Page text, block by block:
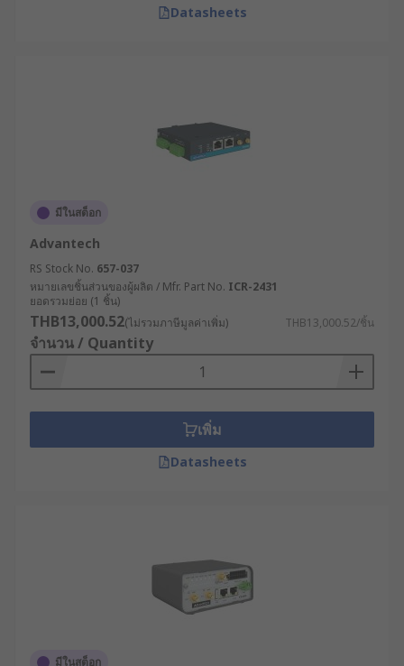
การใช้งาน (TCO) ซึ่งรวมถึงค่าบำรุงรักษา, การ
ยนต์ชั้นนำใช้เราเตอร์ 4G พร้อมระบบ VPN เพื่อ
อุตสาหกรรมเข้ากับระบบ MES (Manufacturing
Execution System) ทำให้สามารถติดตามและ
ควบคุมกระบวนการผลิตได้แบบเรียลไทม์ แม้ใน
จุดที่การเดินสายเคเบิลทำได้ยาก
พลังงานและสาธารณูปโภค : บริษัทผลิตไฟฟ้าใช้
เราเตอร์ความเร็วสูงที่มีระบบ Dual SIM เพื่อ
เชื่อมต่อกับกังหันลมที่ตั้งอยู่ในพื้นที่ห่างไกล ช่วย
ให้วิศวกรสามารถตรวจสอบประสิทธิภาพการ
ทำงานและทำการบำรุงรักษาเชิงป้องกันได้โดย
ไม่ต้องเดินทางไปยังสถานที่จริง
เกษตรกรรมสมัยใหม่ : ฟาร์มอัจฉริยะใช้เราเตอร์
กระจายสัญญาณ WiFi เพื่อเชื่อมต่อกับเซ็นเซอร์ที่
Datasheets
มีในสต็อก
Advantech
RS Stock No. 657-037
หมายเลขชิ้นส่วนของผู้ผลิต / Mfr. Part No. ICR-2431
ยอดรวมย่อย (1 ชิ้น)
THB13,000.52(ไม่รวมภาษีมูลค่าเพิ่ม) THB13,000.52/ชิ้น
จำนวน / Quantity
เพิ่ม
Datasheets
มีในสต็อก